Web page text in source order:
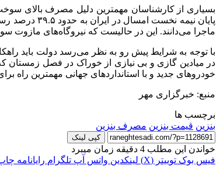
پایان نیمه
ماجرا می‌دانند. این در حالیست که نیروگاه‌های مازوت
با توجه به شرایط پیش رو به نظر می‌رسد دولت باید
در میادین گازی و بی نیازی از خوراک در فصل زمستان که
خودروهای جدید و با استانداردهای جهانی مهمترین
منبع: خبرگزاری مهر
برچسب ها
بنزین قیمت بنزین مصرف بنزین
کپی لینک
خواندن این مطلب 4 دقیقه زمان میبرد
فیس بوک توییتر (X) لینکدین واتس آپ تلگرام رایانامه